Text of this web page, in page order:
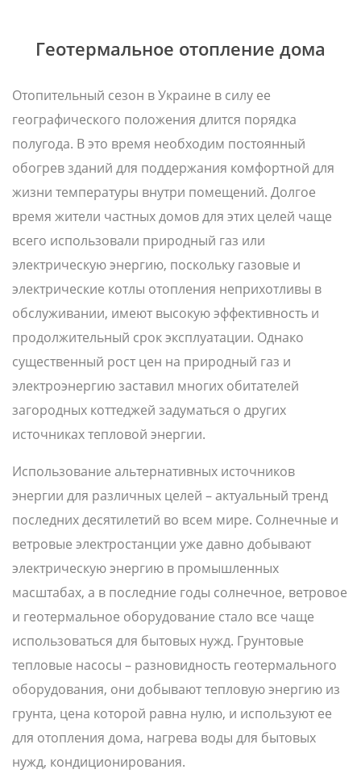
Геотермальное отопление дома
Отопительный сезон в Украине в силу ее
географического положения длится порядка
полугода. В это время необходим постоянный
обогрев зданий для поддержания комфортной для
жизни температуры внутри помещений. Долгое
время жители частных домов для этих целей чаще
всего использовали природный газ или
электрическую энергию, поскольку газовые и
электрические котлы отопления неприхотливы в
обслуживании, имеют высокую эффективность и
продолжительный срок эксплуатации. Однако
существенный рост цен на природный газ и
электроэнергию заставил многих обитателей
загородных коттеджей задуматься о других
источниках тепловой энергии.
Использование альтернативных источников
энергии для различных целей – актуальный тренд
последних десятилетий во всем мире. Солнечные и
ветровые электростанции уже давно добывают
электрическую энергию в промышленных
масштабах, а в последние годы солнечное, ветровое
и геотермальное оборудование стало все чаще
использоваться для бытовых нужд. Грунтовые
тепловые насосы – разновидность геотермального
оборудования, они добывают тепловую энергию из
грунта, цена которой равна нулю, и используют ее
для отопления дома, нагрева воды для бытовых
нужд, кондиционирования.